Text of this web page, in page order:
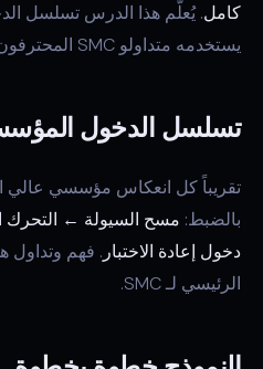
كامل. يُعلّم هذا الدرس تسلسل
يستخدمه متداولو SMC المحترفون كإطار عمل أساسي لهم.
تسلسل الدخول
تقريباً كل انعكاس مؤسسي عالي
بالضبط:
دخول إعادة الاختبار . فهم وتداول
الرئيسي لـ SMC.